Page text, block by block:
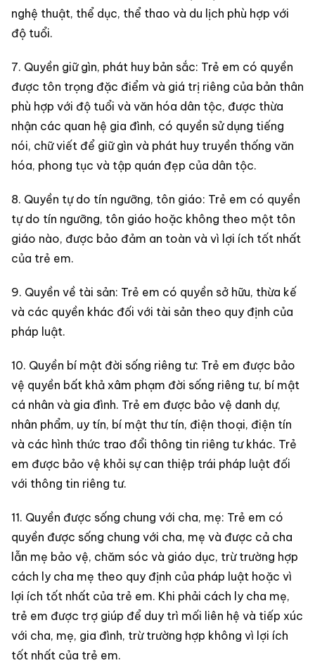
nghệ thuật, thể dục, thể thao và du lịch phù hợp với
độ tuổi.
7. Quyền giữ gìn, phát huy bản sắc: Trẻ em có quyền
được tôn trọng đặc điểm và giá trị riêng của bản thân
phù hợp với độ tuổi và văn hóa dân tộc, được thừa
nhận các quan hệ gia đình, có quyền sử dụng tiếng
nói, chữ viết để giữ gìn và phát huy truyền thống văn
hóa, phong tục và tập quán đẹp của dân tộc.
8. Quyền tự do tín ngưỡng, tôn giáo: Trẻ em có quyền
tự do tín ngưỡng, tôn giáo hoặc không theo một tôn
giáo nào, được bảo đảm an toàn và vì lợi ích tốt nhất
của trẻ em.
9. Quyền về tài sản: Trẻ em có quyền sở hữu, thừa kế
và các quyền khác đối với tài sản theo quy định của
pháp luật.
10. Quyền bí mật đời sống riêng tư: Trẻ em được bảo
vệ quyền bất khả xâm phạm đời sống riêng tư, bí mật
cá nhân và gia đình. Trẻ em được bảo vệ danh dự,
nhân phẩm, uy tín, bí mật thư tín, điện thoại, điện tín
và các hình thức trao đổi thông tin riêng tư khác. Trẻ
em được bảo vệ khỏi sự can thiệp trái pháp luật đối
với thông tin riêng tư.
11. Quyền được sống chung với cha, mẹ: Trẻ em có
quyền được sống chung với cha, mẹ và được cả cha
lẫn mẹ bảo vệ, chăm sóc và giáo dục, trừ trường hợp
cách ly cha mẹ theo quy định của pháp luật hoặc vì
lợi ích tốt nhất của trẻ em. Khi phải cách ly cha mẹ,
trẻ em được trợ giúp để duy trì mối liên hệ và tiếp xúc
với cha, mẹ, gia đình, trừ trường hợp không vì lợi ích
tốt nhất của trẻ em.